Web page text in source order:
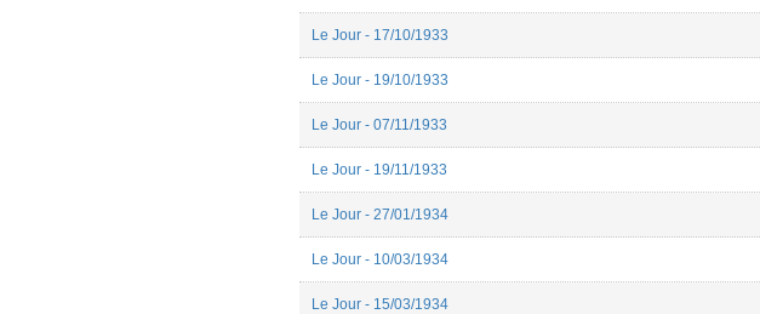
Le Jour - 17/10/1933
Le Jour - 19/10/1933
Le Jour - 07/11/1933
Le Jour - 19/11/1933
Le Jour - 27/01/1934
Le Jour - 10/03/1934
Le Jour - 15/03/1934